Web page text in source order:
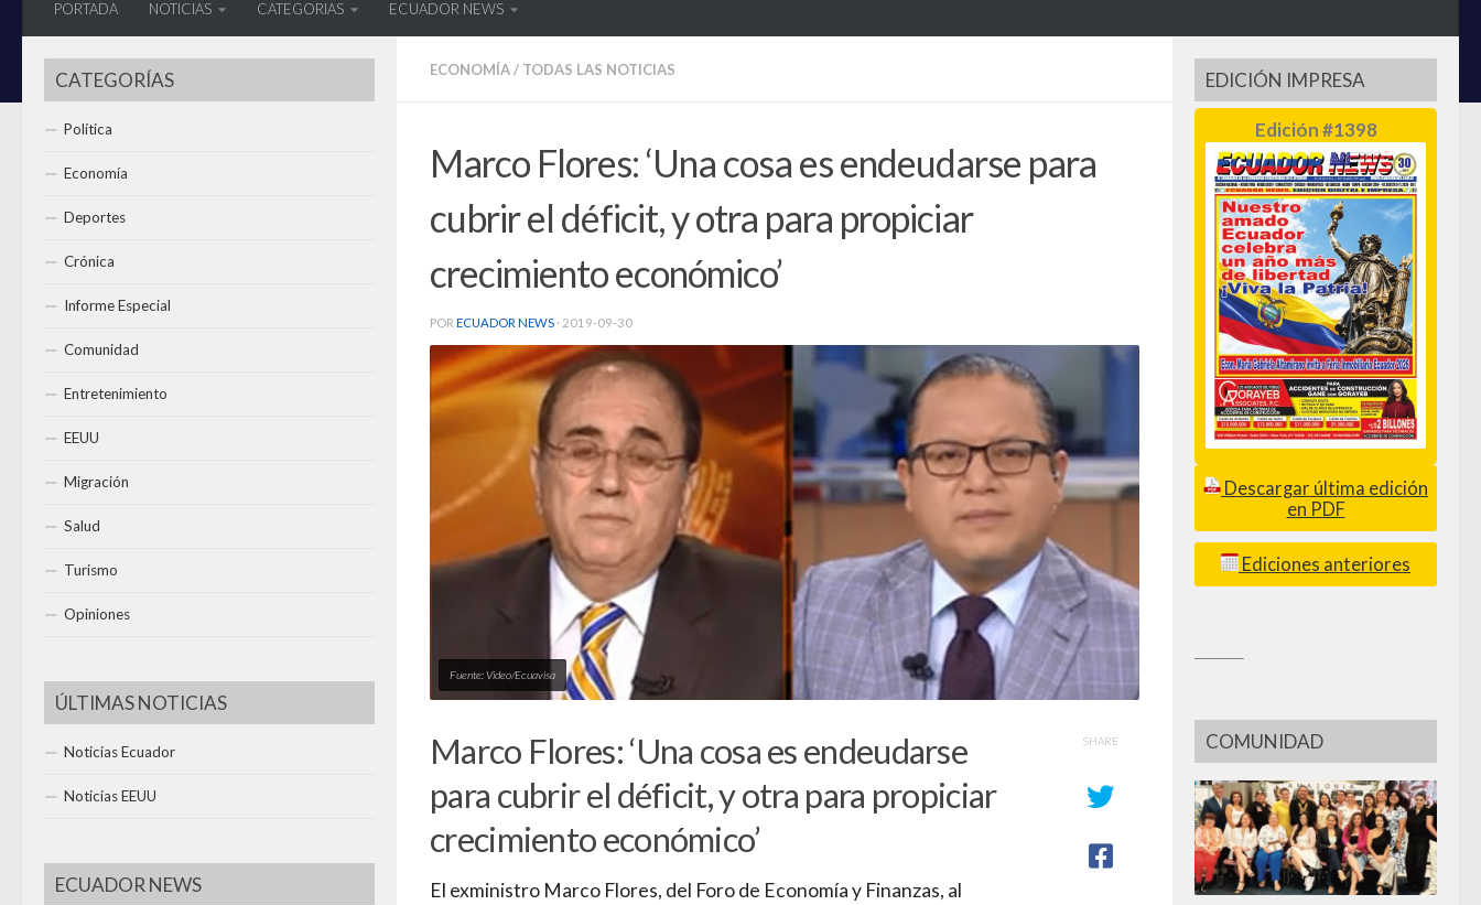
PORTADA NOTICIAS CATEGORIAS ECUADOR NEWS
ECONOMÍA/ TODAS LAS NOTICIAS
Marco Flores: ‘Una cosa es endeudarse para
cubrir el déficit, y otra para propiciar
crecimiento económico’
POR ECUADOR NEWS · 2019-09-30
Fuente: Video/Ecuavisa
Marco Flores: ‘Una cosa es endeudarse
para cubrir el déficit, y otra para propiciar
crecimiento económico’
El exministro Marco Flores, del Foro de Economía y Finanzas, al
SHARE
CATEGORÍAS
Política
Economía
Deportes
Crónica
Informe Especial
Comunidad
Entretenimiento
EEUU
Migración
Salud
Turismo
Opiniones
ÚLTIMAS NOTICIAS
Noticias Ecuador
Noticias EEUU
ECUADOR NEWS
EDICIÓN IMPRESA
Edición #1398
Descargar última edición
en PDF
Ediciones anteriores
COMUNIDAD